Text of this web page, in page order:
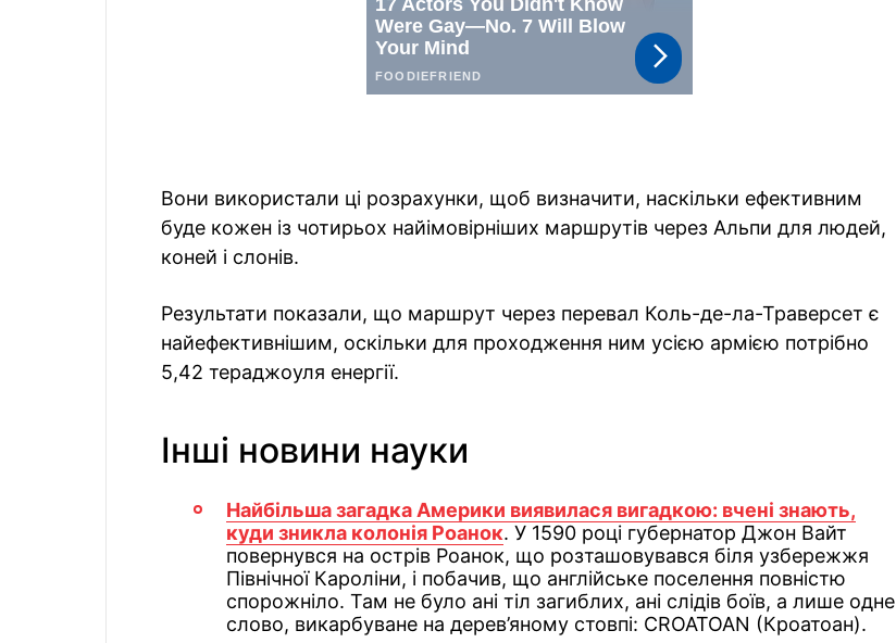
Вони використали ці розрахунки, щоб визначити, наскільки ефективним
буде кожен із чотирьох найімовірніших маршрутів через Альпи для людей,
коней і слонів.
Результати показали, що маршрут через перевал Коль-де-ла-Траверсет є
найефективнішим, оскільки для проходження ним усією армією потрібно
5,42 тераджоуля енергії.
Інші новини науки
Найбільша загадка Америки виявилася вигадкою: вчені знають,
куди зникла колонія Роанок. У 1590 році губернатор Джон Вайт
повернувся на острів Роанок, що розташовувався біля узбережжя
Північної Кароліни, і побачив, що англійське поселення повністю
спорожніло. Там не було ані тіл загиблих, ані слідів боїв, а лише одне
слово, викарбуване на дерев’яному стовпі: CROATOAN (Кроатоан).